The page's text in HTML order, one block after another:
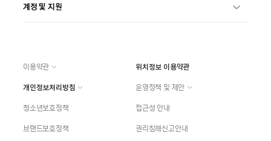
계정 및 지원
이용약관
위치정보 이용약관
개인정보처리방침
운영정책 및 제안
청소년보호정책
접근성 안내
브랜드보호정책
권리침해신고안내